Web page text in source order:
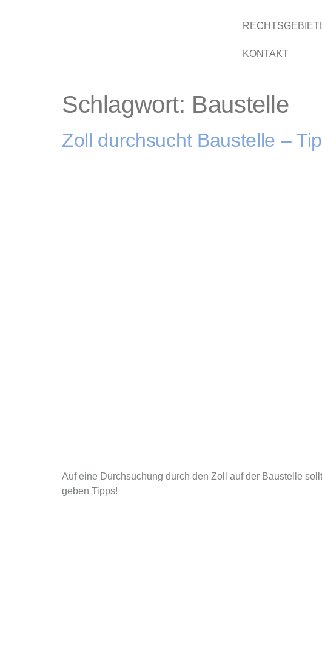
KONTAKT
Schlagwort: Baustelle
Zoll durchsucht Baustelle –
Auf eine Durchsuchung durch den Zoll auf der Baustelle
geben Tipps!